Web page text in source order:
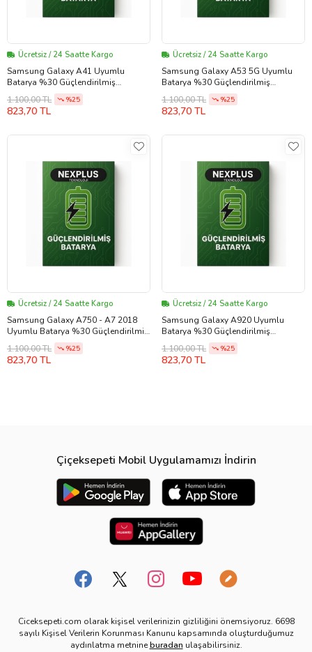
Ücretsiz / 24 Saatte Kargo
Samsung Galaxy A41 Uyumlu
Batarya %30 Güçlendirilmiş
(EBBA415ABY)
1.100,00 TL %25
823,70 TL
Ücretsiz / 24 Saatte Kargo
Samsung Galaxy A53 5G Uyumlu
Batarya %30 Güçlendirilmiş
(EBBA336ABY)
1.100,00 TL %25
823,70 TL
Ücretsiz / 24 Saatte Kargo
Samsung Galaxy A750 - A7 2018
Uyumlu Batarya %30 Güçlendirilmiş
(EBBA750ABU)
1.100,00 TL %25
823,70 TL
Ücretsiz / 24 Saatte Kargo
Samsung Galaxy A920 Uyumlu
Batarya %30 Güçlendirilmiş
(EBBA920ABU)
1.100,00 TL %25
823,70 TL
Çiçeksepeti Mobil Uygulamamızı İndirin
Ciceksepeti.com olarak kişisel verilerinizin gizliliğini önemsiyoruz. 6698
sayılı Kişisel Verilerin Korunması Kanunu kapsamında oluşturduğumuz
aydınlatma metnineburadan ulaşabilirsiniz.